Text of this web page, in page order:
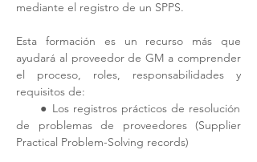
mediante el registro de un SPPS.
Esta formación es un recurso más que
ayudará al proveedor de GM a comprender
el proceso, roles, responsabilidades y
requisitos de:
de problemas de proveedores (Supplier
Practical Problem-Solving records)